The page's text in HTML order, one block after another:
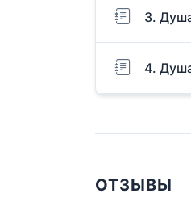
3.
4.
ОТЗЫВЫ